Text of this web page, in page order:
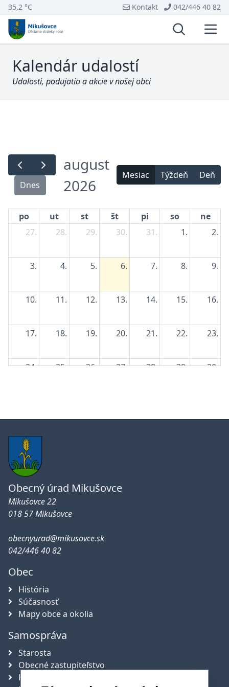
35,2 °C Kontakt 042/446 40 82
Vyhľadávanie
Kalendár udalostí
Udalosti, podujatia a akcie v našej obci
Dnes
august
2026
Mesiac Týždeň Deň
po ut st št pi so
ne
27.
28. 29. 30. 31. 1. 2.
3. 4. 5. 6. 7. 8. 9.
10. 11. 12. 13. 14. 15. 16.
17. 18. 19. 20. 21. 22. 23.
24. 25. 26. 27. 28. 29. 30.
Obecný úrad Mikušovce
Mikušovce 22
018 57 Mikušovce
obecnyurad@mikusovce.sk
042/446 40 82
Obec
História
Súčasnosť
Mapy obce a okolia
Samospráva
Starosta
Obecné zastupiteľstvo
Hlavný kontrolór obce